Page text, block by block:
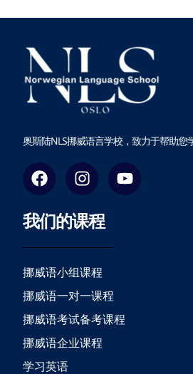
奥斯陆NLS挪威语言学校，致力于帮助您
F
a
e
b
o
o
k
I
n
t
a
g
r
a
m
Y
o
我们的课程
挪威语小组课程
挪威语一对一课程
挪威语考试备考课程
挪威语企业课程
学习英语